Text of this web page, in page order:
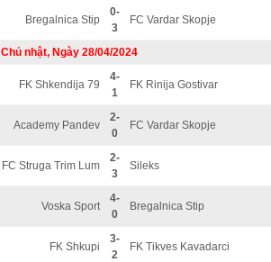
Bregalnica Stip
0-
3
FC Vardar Skopje
Chủ nhật, Ngày 28/04/2024
FK Shkendija 79
4-
1
FK Rinija Gostivar
Academy Pandev
2-
0
FC Vardar Skopje
FC Struga Trim Lum
2-
3
Sileks
Voska Sport
4-
0
Bregalnica Stip
FK Shkupi
3-
2
FK Tikves Kavadarci